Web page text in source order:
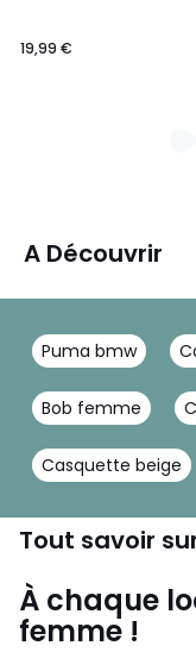
19,99 €
A Découvrir
Puma bmw
Bob femme
Casquette beige
Tout savoir
À chaque
femme !